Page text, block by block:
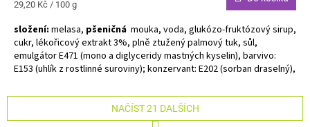
Měrná
29,20 Kč / 100 g
složení: melasa, pšeničná mouka, voda, glukózo-fruktózový sirup,
cukr, lékořicový extrakt 3%, plně ztužený palmový tuk, sůl,
emulgátor E471 (mono a diglyceridy mastných kyselin), barvivo:
E153 (uhlík z rostlinné suroviny); konzervant: E202 (sorban draselný),
(šelak).
Alergeny uvedeny tučně. Cena je uvedena za 1 kg, cena bude
NAČÍST 21 DALŠÍCH